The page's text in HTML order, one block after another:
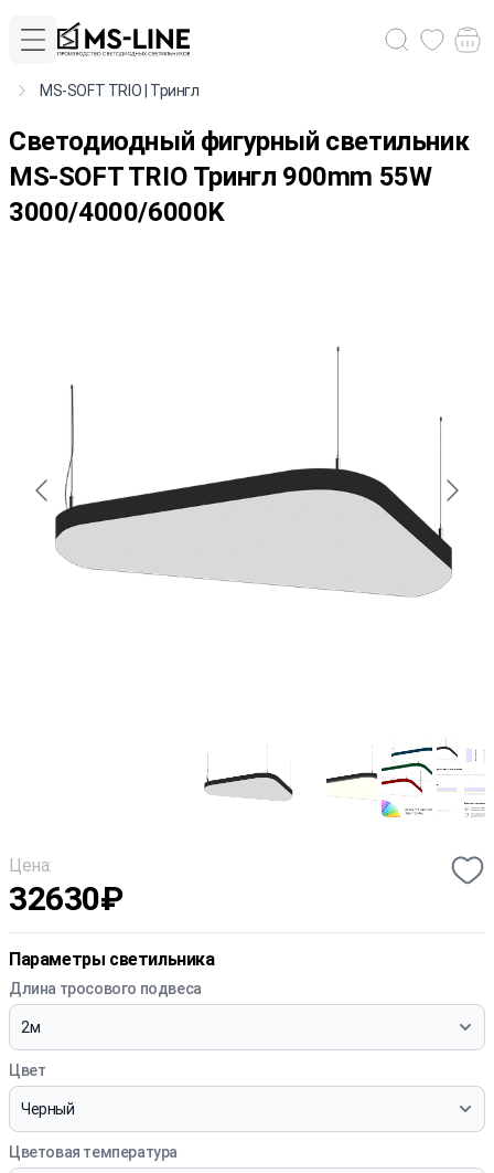
MS-SOFT TRIO | Трингл
Cветодиодный фигурный светильник
MS-SOFT TRIO Трингл 900mm 55W
3000/4000/6000K
Цена:
32630₽
Параметры светильника
Длина тросового подвеса
Цвет
Цветовая температура